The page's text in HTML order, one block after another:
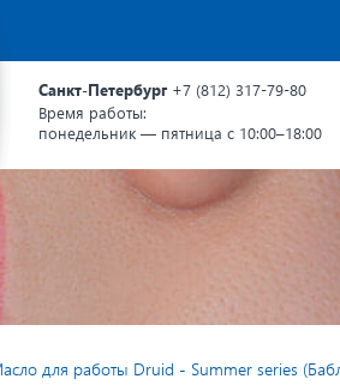
Санкт-Петербург +7 (812) 317-79-80
Время работы:
понедельник — пятница с 10:00–18:00
для работы Druid - Summer series